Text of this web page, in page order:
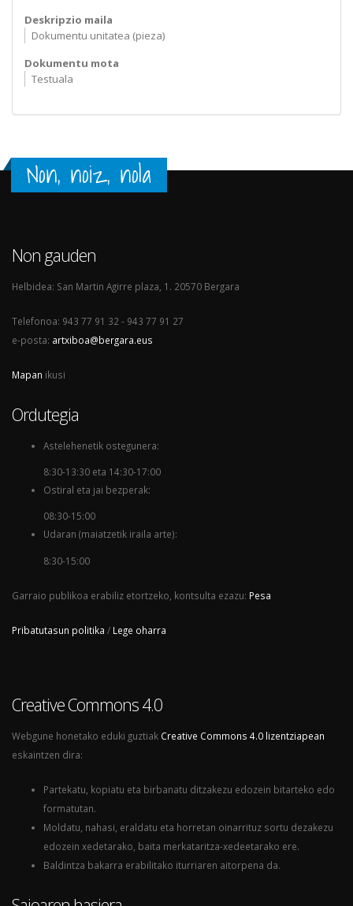
Deskripzio maila
Dokumentu unitatea (pieza)
Dokumentu mota
Testuala
Non, noiz, nola
Non gauden
Helbidea: San Martin Agirre plaza, 1. 20570 Bergara
Telefonoa: 943 77 91 32 - 943 77 91 27
e-posta: artxiboa@bergara.eus
Mapan ikusi
Ordutegia
Astelehenetik ostegunera:
8:30-13:30 eta 14:30-17:00
Ostiral eta jai bezperak:
08:30-15:00
Udaran (maiatzetik iraila arte):
8:30-15:00
Garraio publikoa erabiliz etortzeko, kontsulta ezazu: Pesa
Pribatutasun politika / Lege oharra
Creative Commons 4.0
Webgune honetako eduki guztiak Creative Commons 4.0 lizentziapean
eskaintzen dira:
Partekatu, kopiatu eta birbanatu ditzakezu edozein bitarteko edo
formatutan.
Moldatu, nahasi, eraldatu eta horretan oinarrituz sortu dezakezu
edozein xedetarako, baita merkataritza-xedeetarako ere.
Baldintza bakarra erabilitako iturriaren aitorpena da.